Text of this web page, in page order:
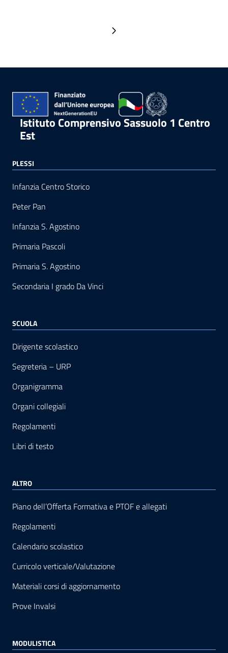
Pagina successiva
Istituto Comprensivo Sassuolo 1 Centro
Est
PLESSI
Infanzia Centro Storico
Peter Pan
Infanzia S. Agostino
Primaria Pascoli
Primaria S. Agostino
Secondaria I grado Da Vinci
SCUOLA
Dirigente scolastico
Segreteria – URP
Organigramma
Organi collegiali
Regolamenti
Libri di testo
ALTRO
Piano dell’Offerta Formativa e PTOF e allegati
Regolamenti
Calendario scolastico
Curricolo verticale/Valutazione
Materiali corsi di aggiornamento
Prove Invalsi
MODULISTICA